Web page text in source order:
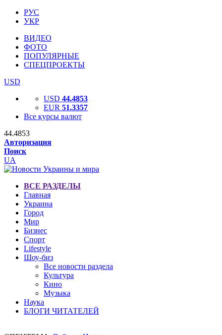
РУС
УКР
ВИДЕО
ФОТО
ПОПУЛЯРНЫЕ
СПЕЦПРОЕКТЫ
USD
USD 44.4853
EUR 51.3357
Все курсы валют
44.4853
Авторизация
Поиск
UA
ВСЕ РАЗДЕЛЫ
Главная
Украина
Город
Мир
Бизнес
Спорт
Lifestyle
Шоу-биз
Все новости раздела
Культура
Кино
Музыка
Наука
БЛОГИ ЧИТАТЕЛЕЙ